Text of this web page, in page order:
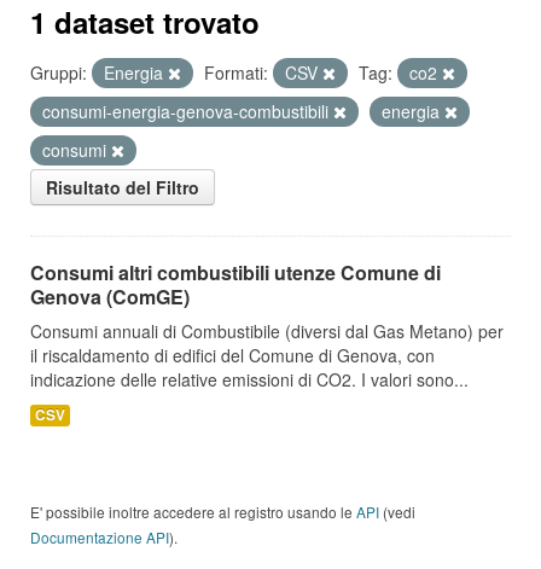
1 dataset trovato
Gruppi: Energia Formati: CSV Tag:
co2
consumi-energia-genova-combustibili
energia
consumi
Risultato del Filtro
Consumi altri combustibili utenze Comune di
Genova (ComGE)
Consumi annuali di Combustibile (diversi dal Gas Metano) per
il riscaldamento di edifici del Comune di Genova, con
indicazione delle relative emissioni di CO2. I valori sono...
CSV
E' possibile inoltre accedere al registro usando le API (vedi
Documentazione API).